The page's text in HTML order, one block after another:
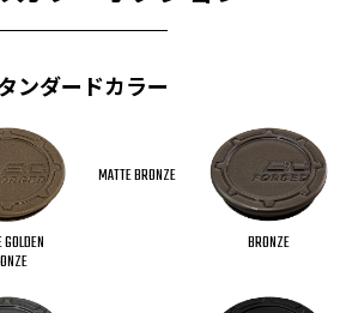
ンダードカラー
MATTE BRONZE
BRONZE